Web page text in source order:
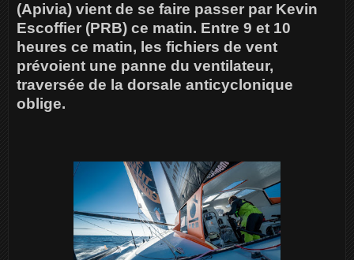
(Apivia) vient de se faire passer par Kevin
Escoffier (PRB) ce matin. Entre 9 et 10
heures ce matin, les fichiers de vent
prévoient une panne du ventilateur,
traversée de la dorsale anticyclonique
oblige.